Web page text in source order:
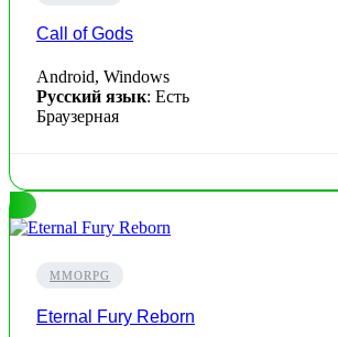
Call of Gods
Android, Windows
Русский язык: Есть
Браузерная
MMORPG
Eternal Fury Reborn